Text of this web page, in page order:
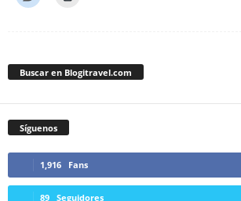
Buscar en Blogitravel.com
Síguenos
1,916 Fans
89 Seguidores